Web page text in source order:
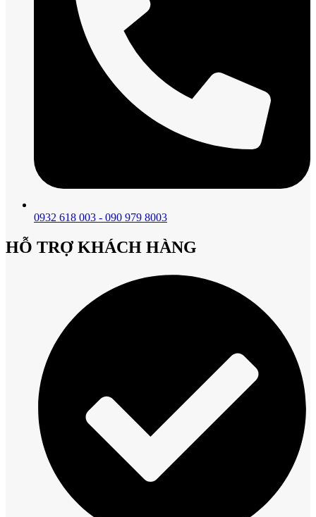
0932 618 003 - 090 979 8003
HỖ TRỢ KHÁCH HÀNG